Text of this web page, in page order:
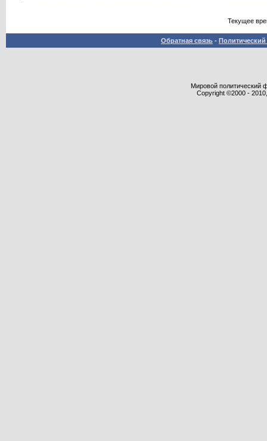
Текущее
Обратная связь -
Мировой политический
Copyright ©2000 -